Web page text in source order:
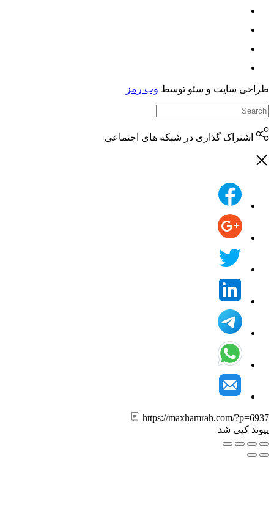
سایت و سئو توسطوب رمز
اشتراک گذاری در شبکه های اجتماعی
https://maxhamrah.com/
کپی شد